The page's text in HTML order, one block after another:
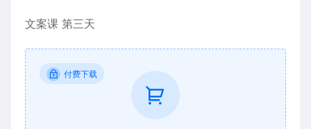
文案课 第三天
付费下载